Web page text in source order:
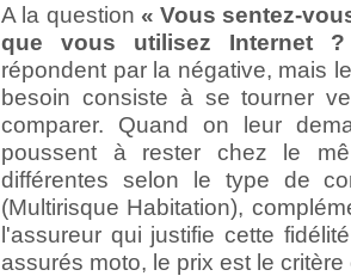
A la question « Vous sentez-
que vous utilisez Internet
répondent par la négative, mais
besoin consiste à se tourner
comparer. Quand on leur
poussent à rester chez le
différentes selon le type de
(Multirisque Habitation),
l'assureur qui justifie cette
assurés moto, le prix est le